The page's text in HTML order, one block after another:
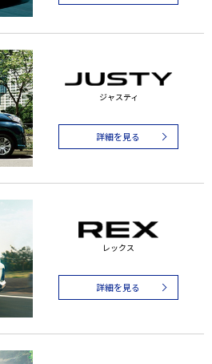
ジャスティ
詳細を見る
レックス
詳細を見る